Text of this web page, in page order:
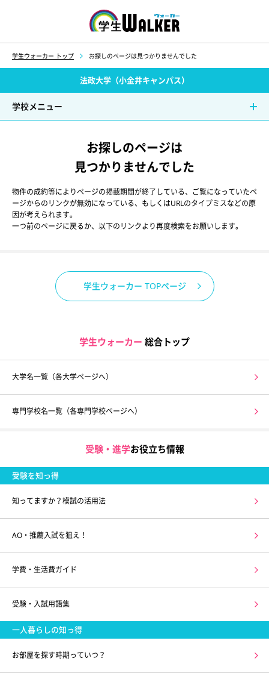
学生ウォーカー トップ お探しのページは見つかりませんでした
法政大学（小金井キャンパス）
学校メニュー
お探しのページは
見つかりませんでした
物件の成約等によりページの掲載期間が終了している、ご覧になっていたペ
ージからのリンクが無効になっている、もしくはURLのタイプミスなどの原
因が考えられます。
一つ前のページに戻るか、以下のリンクより再度検索をお願いします。
学生ウォーカー TOPページ
学生ウォーカー 総合トップ
大学名一覧（各大学ページへ）
専門学校名一覧（各専門学校ページへ）
受験・進学お役立ち情報
受験を知っ得
知ってますか？模試の活用法
AO・推薦入試を狙え！
学費・生活費ガイド
受験・入試用語集
一人暮らしの知っ得
お部屋を探す時期っていつ？